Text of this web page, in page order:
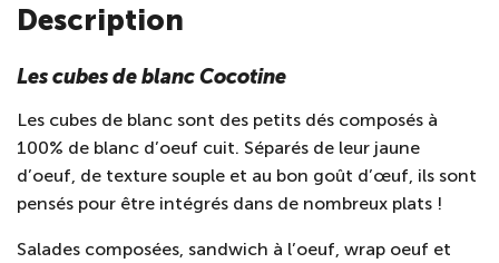
Description
Les cubes de blanc Cocotine
Les cubes de blanc sont des petits dés composés à
100% de blanc d’oeuf cuit. Séparés de leur jaune
d’oeuf, de texture souple et au bon goût d’œuf, ils sont
pensés pour être intégrés dans de nombreux plats !
Salades composées, sandwich à l’oeuf, wrap oeuf et